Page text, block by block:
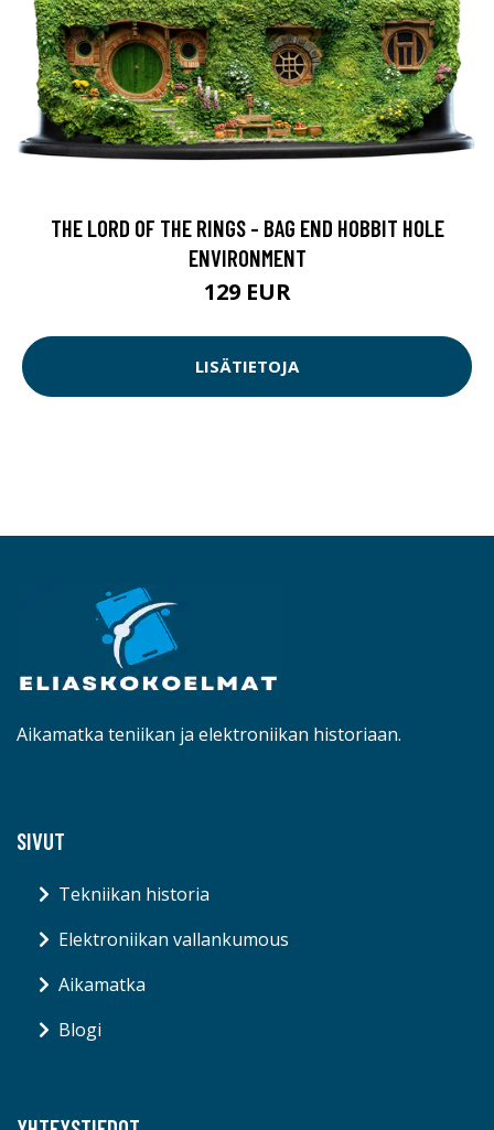
THE LORD OF THE RINGS - BAG END HOBBIT HOLE
ENVIRONMENT
129 EUR
LISÄTIETOJA
Aikamatka teniikan ja elektroniikan historiaan.
SIVUT
Tekniikan historia
Elektroniikan vallankumous
Aikamatka
Blogi